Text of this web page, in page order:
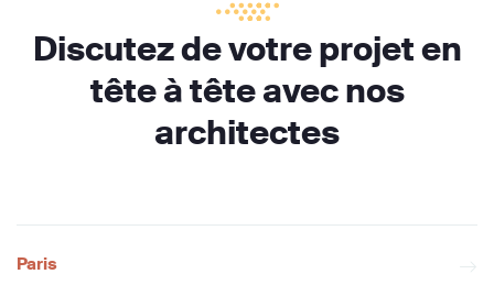
Discutez de votre projet en
tête à tête avec nos
architectes
Paris